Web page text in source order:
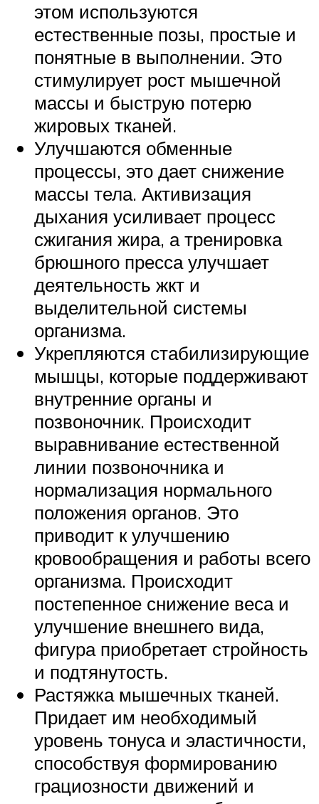
этом используются
естественные позы, простые и
понятные в выполнении. Это
стимулирует рост мышечной
массы и быструю потерю
жировых тканей.
Улучшаются обменные
процессы, это дает снижение
массы тела. Активизация
дыхания усиливает процесс
сжигания жира, а тренировка
брюшного пресса улучшает
деятельность жкт и
выделительной системы
организма.
Укрепляются стабилизирующие
мышцы, которые поддерживают
внутренние органы и
позвоночник. Происходит
выравнивание естественной
линии позвоночника и
нормализация нормального
положения органов. Это
приводит к улучшению
кровообращения и работы всего
организма. Происходит
постепенное снижение веса и
улучшение внешнего вида,
фигура приобретает стройность
и подтянутость.
Растяжка мышечных тканей.
Придает им необходимый
уровень тонуса и эластичности,
способствуя формированию
грациозности движений и